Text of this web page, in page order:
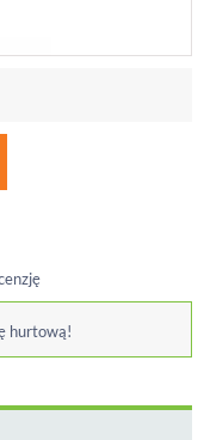
hurtową!